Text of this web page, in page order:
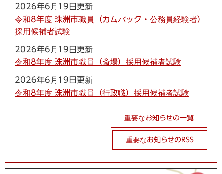
2026年6月19日更新
令和8年度 珠洲市職員（カムバック・公務員経験者）
採用候補者試験
2026年6月19日更新
令和8年度 珠洲市職員（斎場）採用候補者試験
2026年6月19日更新
令和8年度 珠洲市職員（行政職）採用候補者試験
重要なお知らせの一覧
重要なお知らせのRSS